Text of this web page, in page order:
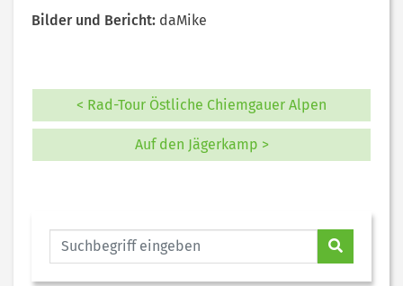
Bilder und Bericht: daMike
< Rad-Tour Östliche Chiemgauer Alpen
Auf den Jägerkamp >